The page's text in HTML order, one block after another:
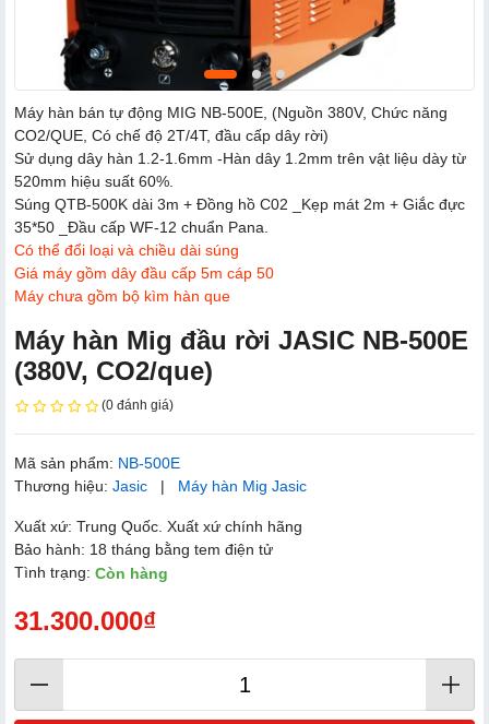
Máy hàn bán tự động MIG NB-500E, (Nguồn 380V, Chức năng
CO2/QUE, Có chế độ 2T/4T, đầu cấp dây rời)
Sử dụng dây hàn 1.2-1.6mm -Hàn dây 1.2mm trên vật liệu dày từ
520mm hiệu suất 60%.
Súng QTB-500K dài 3m + Đồng hồ C02 _Kẹp mát 2m + Giắc đực
35*50 _Đầu cấp WF-12 chuẩn Pana.
Có thể đổi loại và chiều dài súng
Giá máy gồm dây đầu cấp 5m cáp 50
Máy chưa gồm bộ kìm hàn que
Máy hàn Mig đầu rời JASIC NB-500E
(380V, CO2/que)
(0 đánh giá)
Mã sản phẩm: NB-500E
Thương hiệu: Jasic | Máy hàn Mig Jasic
Xuất xứ: Trung Quốc. Xuất xứ chính hãng
Bảo hành: 18 tháng bằng tem điện tử
Tình trạng: Còn hàng
31.300.000₫